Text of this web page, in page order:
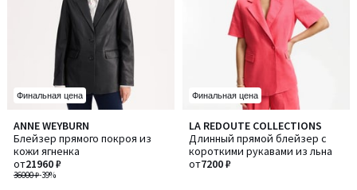
Финальная цена
ANNE WEYBURN
Блейзер прямого покроя из
кожи ягненка
36000 ₽-39%
от21960 ₽
4,6
/ 5
Финальная цена
LA REDOUTE COLLECTIONS
Длинный прямой блейзер с
короткими рукавами из льна
от7200 ₽
5
/
5